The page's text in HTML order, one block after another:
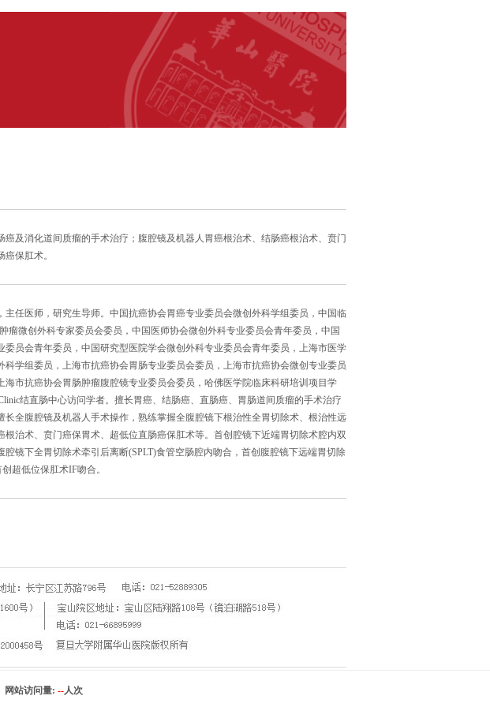
癌及消化道间质瘤的手术治疗；腹腔镜及机器人胃癌根治术、结肠癌根治术、贲门
保肛术。
主任医师，研究生导师。中国抗癌协会胃癌专业委员会微创外科学组委员，中国临
瘤微创外科专家委员会委员，中国医师协会微创外科专业委员会青年委员，中国
委员会青年委员，中国研究型医院学会微创外科专业委员会青年委员，上海市医学
科学组委员，上海市抗癌协会胃肠专业委员会委员，上海市抗癌协会微创专业委员
海市抗癌协会胃肠肿瘤腹腔镜专业委员会委员，哈佛医学院临床科研培训项目学
结直肠中心访问学者。擅长胃癌、结肠癌、直肠癌、胃肠道间质瘤的手术治疗
长全腹腔镜及机器人手术操作，熟练掌握全腹腔镜下根治性全胃切除术、根治性远
根治术、贲门癌保胃术、超低位直肠癌保肛术等。首创腔镜下近端胃切除术腔内双
腔镜下全胃切除术牵引后离断(SPLT)食管空肠腔内吻合，首创腹腔镜下远端胃切除
超低位保肛术IF吻合。
网站访问量: --人次